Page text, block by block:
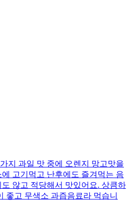
지 과일 맛 중에 오렌지 망고맛을
고기먹고 난후에도 즐겨먹는 음
않고 적당해서 맛있어요. 상큼하
좋고 무색소 과즙음료라 먹습니